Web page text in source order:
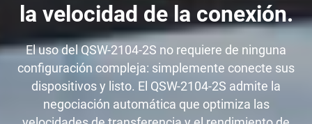
la velocidad de la conexión.
El uso del QSW-2104-2S no requiere de ninguna
configuración compleja: simplemente conecte sus
dispositivos y listo. El QSW-2104-2S admite la
negociación automática que optimiza las